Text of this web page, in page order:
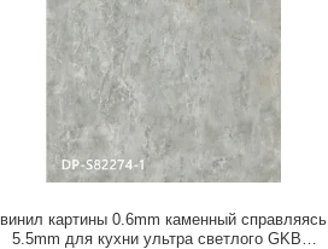
винил картины 0.6mm каменный справляясь
5.5mm для кухни ультра светлого GKBM